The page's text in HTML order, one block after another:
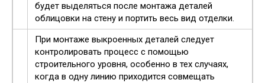
будет выделяться после монтажа деталей
облицовки на стену и портить весь вид отделки.
При монтаже выкроенных деталей следует
контролировать процесс с помощью
строительного уровня, особенно в тех случаях,
когда в одну линию приходится совмещать